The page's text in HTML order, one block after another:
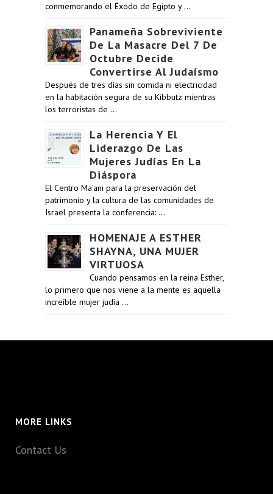
conmemorando el Éxodo de Egipto y …
Panameña Sobreviviente
De La Masacre Del 7 De
Octubre Decide
Convertirse Al Judaísmo
Después de tres días sin comida ni electricidad
en la habitación segura de su Kibbutz mientras
los terroristas de …
La Herencia Y El
Liderazgo De Las
Mujeres Judías En La
Diáspora
El Centro Ma’ani para la preservación del
patrimonio y la cultura de las comunidades de
Israel presenta la conferencia: …
HOMENAJE A ESTHER
SHAYNA, UNA MUJER
VIRTUOSA
Cuando pensamos en la reina Esther,
lo primero que nos viene a la mente es aquella
increíble mujer judía …
MORE LINKS
Contact Us